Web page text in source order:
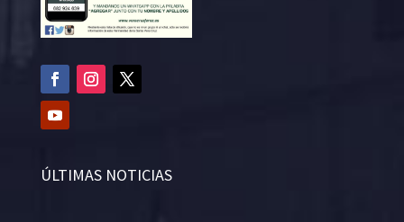
ÚLTIMAS NOTICIAS